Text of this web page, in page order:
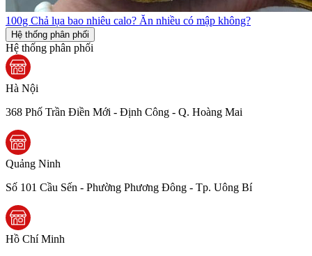
100g Chả lụa bao nhiêu calo? Ăn nhiều có mập không?
Hệ thống phân phối
Hệ thống phân phối
Hà Nội
368 Phố Trần Điền Mới - Định Công - Q. Hoàng Mai
Quảng Ninh
Số 101 Cầu Sến - Phường Phương Đông - Tp. Uông Bí
Hồ Chí Minh